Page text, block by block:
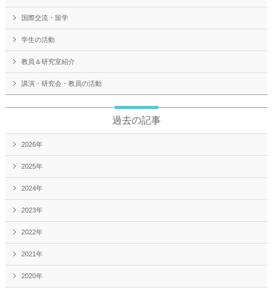
国際交流・留学
学生の活動
教員＆研究室紹介
講演・研究会・教員の活動
過去の記事
2026年
2025年
2024年
2023年
2022年
2021年
2020年